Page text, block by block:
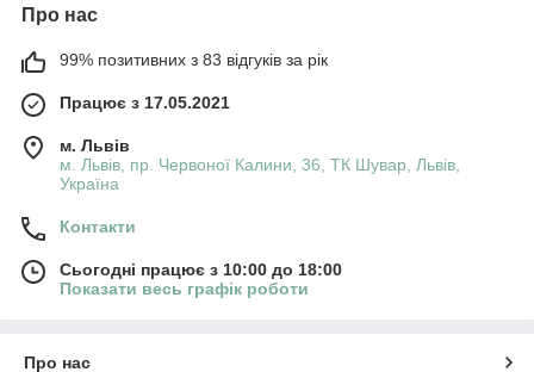
Про нас
99% позитивних з 83 відгуків за рік
Працює з 17.05.2021
м. Львів
м. Львів, пр. Червоної Калини, 36, ТК Шувар, Львів,
Україна
Контакти
Сьогодні працює з 10:00 до 18:00
Показати весь графік роботи
Про нас